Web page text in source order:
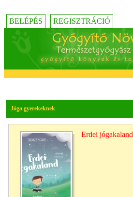
BELÉPÉS REGISZTRÁCIÓ
Jóga gyerekeknek
Erdei jógakaland